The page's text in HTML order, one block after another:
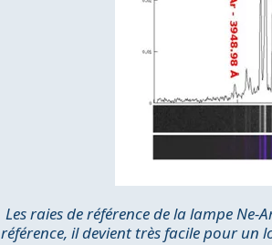
Les raies de référence de la lampe
référence, il devient très facile pour un